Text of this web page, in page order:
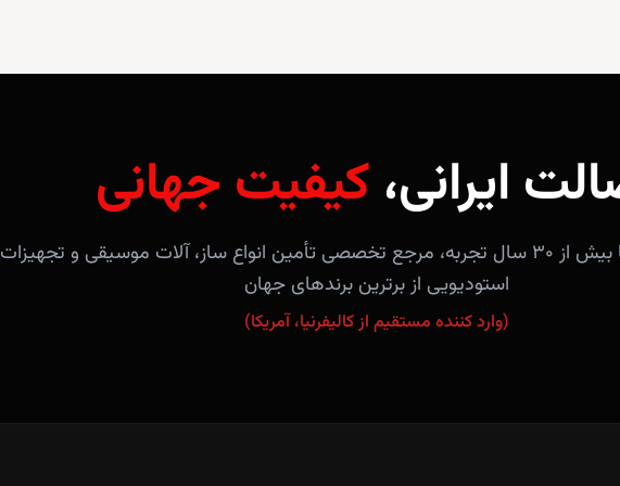
ایرانی، کیفیت جهانی
فروشگاه آندلس با بیش از ۳۰ سال تجربه، مرجع تخصصی تأمین انواع ساز، آلات موسیقی و تجهیزات
استودیویی از برترین برندهای جهان
(وارد کننده مستقیم از کالیفرنیا، آمریکا)